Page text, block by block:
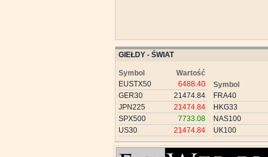
GIEŁDY - ŚWIAT
Symbol
Wartość
EUSTX50
6488.40
GER30
21474.84
JPN225
21474.84
SPX500
7733.08
US30
21474.84
Symbol
FRA40
HKG33
NAS100
UK100